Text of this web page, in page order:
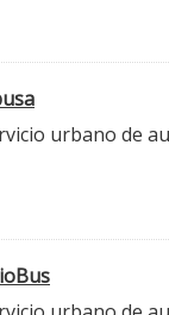
urbano de